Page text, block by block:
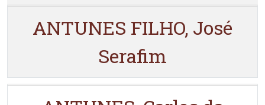
ANTUNES FILHO, José
Serafim